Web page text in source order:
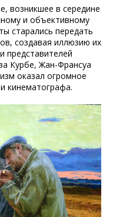
возникшее в середине
и объективному
старались передать
создавая иллюзию их
представителей
Курбе, Жан-Франсуа
оказал огромное
кинематографа.